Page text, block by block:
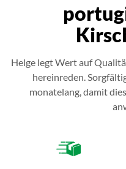
Helge legt Wert auf
hereinreden.
monatelang, damit